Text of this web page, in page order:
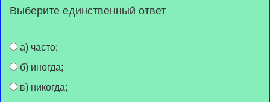
Выберите единственный ответ
а) часто;
б) иногда;
в) никогда;